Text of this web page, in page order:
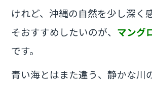
k
けれど、沖縄の自然を少し深く
そおすすめしたいのが、 マング
です。
青い海とはまた違う、静かな川